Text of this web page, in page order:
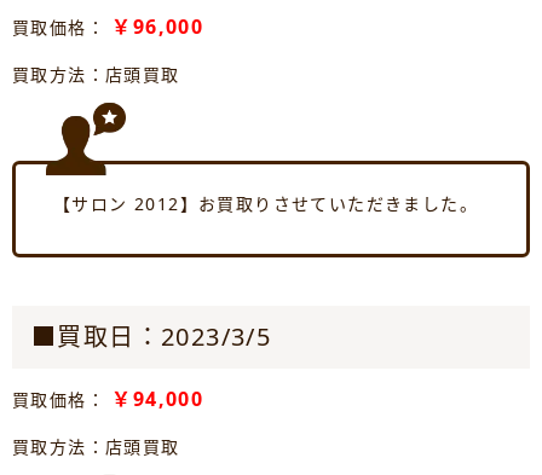
買取価格： ￥96,000
買取方法：店頭買取
【サロン 2012】お買取りさせていただきました。
■買取日：2023/3/5
買取価格： ￥94,000
買取方法：店頭買取